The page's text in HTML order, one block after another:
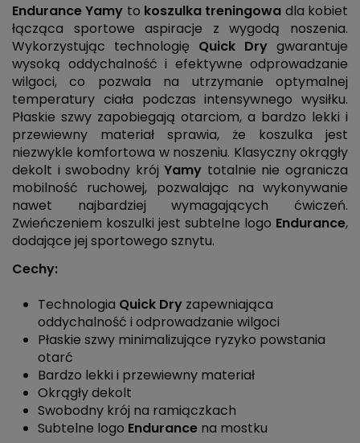
Endurance Yamy to koszulka treningowa dla kobiet
łącząca sportowe aspiracje z wygodą noszenia.
Wykorzystując technologię Quick Dry gwarantuje
wysoką oddychalność i efektywne odprowadzanie
wilgoci, co pozwala na utrzymanie optymalnej
temperatury ciała podczas intensywnego wysiłku.
Płaskie szwy zapobiegają otarciom, a bardzo lekki i
przewiewny materiał sprawia, że koszulka jest
niezwykle komfortowa w noszeniu. Klasyczny okrągły
dekolt i swobodny krójYamy totalnie nie ogranicza
mobilność ruchowej, pozwalając na wykonywanie
nawet najbardziej wymagających ćwiczeń.
Zwieńczeniem koszulki jest subtelne logo Endurance,
dodające jej sportowego sznytu.
Cechy:
Technologia Quick Dry zapewniająca
oddychalność i odprowadzanie wilgoci
Płaskie szwy minimalizujące ryzyko powstania
otarć
Bardzo lekki i przewiewny materiał
Okrągły dekolt
Swobodny krój na ramiączkach
Subtelne logo Endurance na mostku